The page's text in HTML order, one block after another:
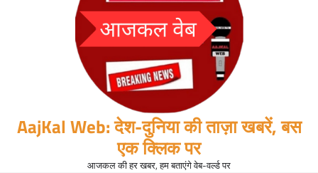
AajKal Web: देश-दुनिया की ताज़ा खबरें, बस
एक क्लिक पर
आजकल की हर खबर, हम बताएंगे वेब-वर्ल्ड पर